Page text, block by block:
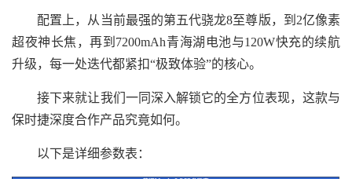
配置上，从当前最强的第五代骁龙8至尊版，到2亿像素
超夜神长焦，再到7200mAh青海湖电池与120W快充的续航
升级，每一处迭代都紧扣“极致体验”的核心。
接下来就让我们一同深入解锁它的全方位表现，这款与
保时捷深度合作产品究竟如何。
以下是详细参数表：